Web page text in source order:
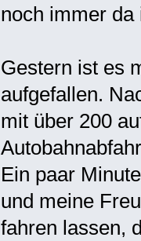
noch immer da
Gestern ist es
aufgefallen.
mit über 200
Ein paar
und meine
fahren lassen,